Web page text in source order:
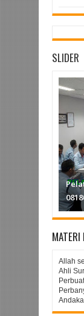
SLIDER
Hub
Allah
Ahli